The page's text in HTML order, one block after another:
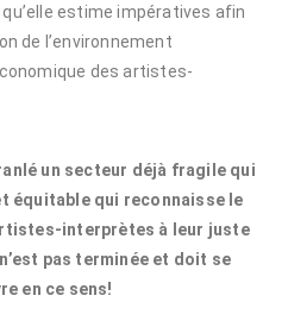
estime impératives afin
de l’environnement
des artistes-
un secteur déjà fragile qui
équitable qui reconnaisse le
interprètes à leur juste
pas terminée et doit se
en ce sens!